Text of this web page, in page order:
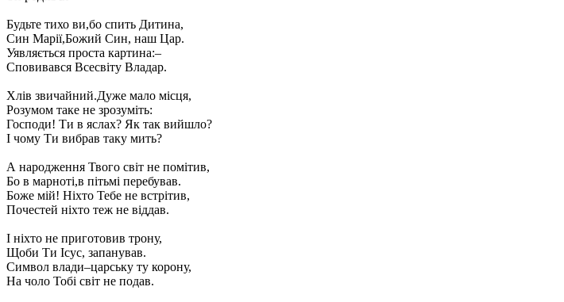
Будьте тихо ви,бо спить Дитина,
Син Марії,Божий Син, наш Цар.
Уявляється проста картина:–
Сповивався Всесвіту Владар.
Хлів звичайний.Дуже мало місця,
Розумом таке не зрозуміть:
Господи! Ти в яслах? Як так вийшло?
І чому Ти вибрав таку мить?
А народження Твого світ не помітив,
Бо в марноті,в пітьмі перебував.
Боже мій! Ніхто Тебе не встрітив,
Почестей ніхто теж не віддав.
І ніхто не приготовив трону,
Щоби Ти Ісус, запанував.
Символ влади–царську ту корону,
На чоло Тобі світ не подав.